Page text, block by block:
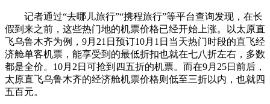
记者通过“去哪儿旅行”“携程旅行”等平台查询发现，在长
假到来之前，这些热门地的机票价格已经开始上涨。以太原直
飞乌鲁木齐为例，9月21日预订10月1日当天热门时段的直飞经
济舱单客机票，能享受到的最低折扣也就在七八折左右，多数
都是全价。10月2日可抢到四五折的机票。而在9月25日前后，
太原直飞乌鲁木齐的经济舱机票价格则低至三折以内，也就四
五百元。